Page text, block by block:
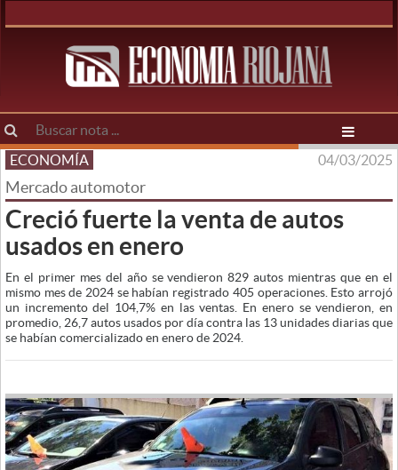
ECONOMÍA 04/03/2025
Mercado automotor
Creció fuerte la venta de autos
usados en enero
En el primer mes del año se vendieron 829 autos mientras que en el
mismo mes de 2024 se habían registrado 405 operaciones. Esto arrojó
un incremento del 104,7% en las ventas. En enero se vendieron, en
promedio, 26,7 autos usados por día contra las 13 unidades diarias que
se habían comercializado en enero de 2024.